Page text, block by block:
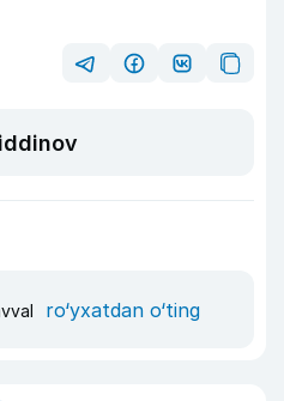
ro‘yxatdan o‘ting